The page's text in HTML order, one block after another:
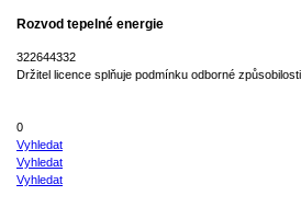
Rozvod tepelné energie
322644332
Držitel licence splňuje podmínku odborné
0
Vyhledat
Vyhledat
Vyhledat